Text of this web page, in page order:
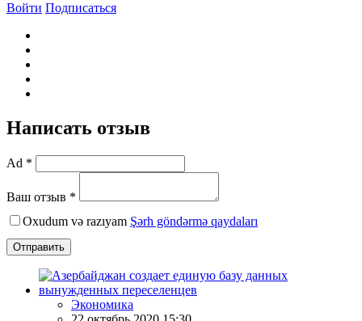
Войти Подписаться
Написать отзыв
Ad *
Ваш отзыв *
Oxudum və razıyam Şərh göndərmə qaydaları
Отправить
Экономика